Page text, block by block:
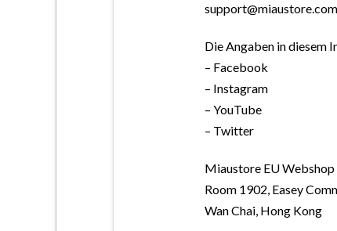
support@miaustore.com
Die Angaben in diesem
– Facebook
– Instagram
– YouTube
– Twitter
Miaustore EU
Room 1902, Easey
Wan Chai, Hong Kong